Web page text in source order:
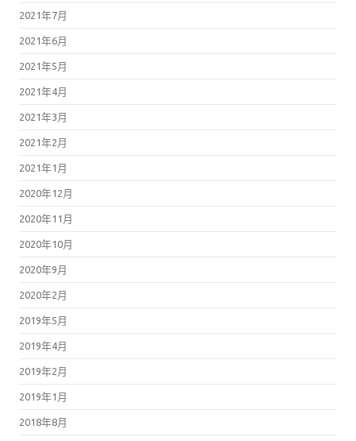
2021年7月
2021年6月
2021年5月
2021年4月
2021年3月
2021年2月
2021年1月
2020年12月
2020年11月
2020年10月
2020年9月
2020年2月
2019年5月
2019年4月
2019年2月
2019年1月
2018年8月